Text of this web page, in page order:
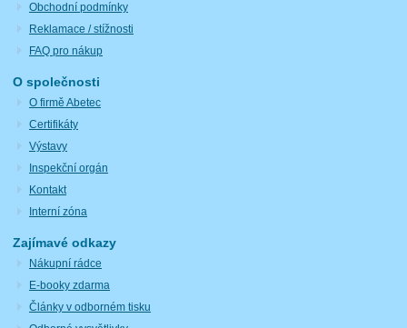
Obchodní podmínky
Reklamace / stížnosti
FAQ pro nákup
O společnosti
O firmě Abetec
Certifikáty
Výstavy
Inspekční orgán
Kontakt
Interní zóna
Zajímavé odkazy
Nákupní rádce
E-booky zdarma
Články v odborném tisku